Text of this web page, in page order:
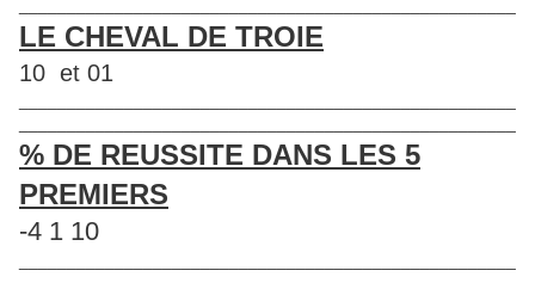
LE CHEVAL DE TROIE
10 et 01
% DE REUSSITE DANS LES 5
PREMIERS
-4 1 10